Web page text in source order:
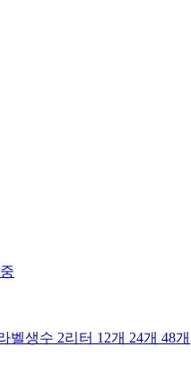
벨생수 2리터 12개 24개 48개